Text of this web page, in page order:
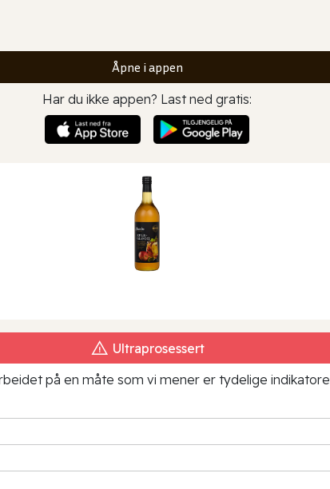
Åpne i appen
Har du ikke appen? Last ned gratis:
Ultraprosessert
på en måte som vi mener er tydelige